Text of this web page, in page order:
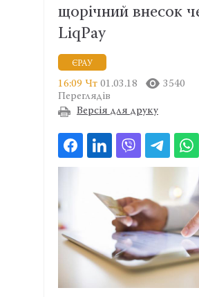
щорічний внесок
LiqPay
ЄРАУ
16:09 Чт 01.03.18
3540
Переглядів
Версія для друку